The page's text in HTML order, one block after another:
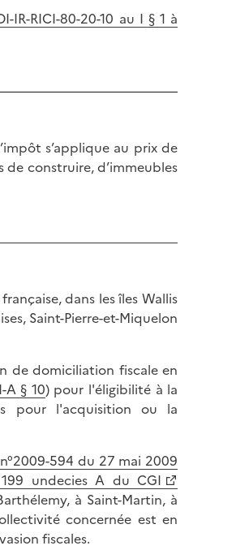
IR-RICI-80-20-10 au I § 1 à
s’applique au prix de
construire, d’immeubles
dans les îles Wallis
Saint-Pierre-et-Miquelon
de domiciliation fiscale en
A § 10) pour l'éligibilité à la
pour l'acquisition ou la
594 du 27 mai 2009
undecies A du CGI
à Saint-Martin, à
concernée est en
fiscales.